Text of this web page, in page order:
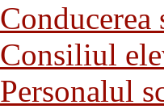
Conducerea
Consiliul
Personalul